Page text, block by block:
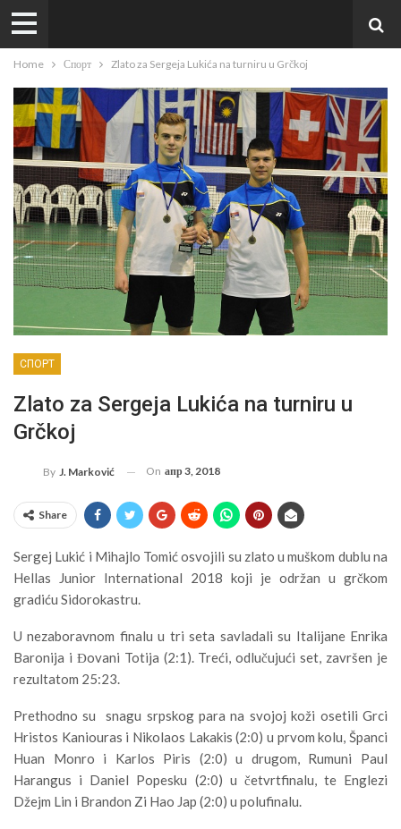
Home Спорт Zlato za Sergeja Lukića na turniru u Grčkoj
СПОРТ
Zlato za Sergeja Lukića na turniru u
Grčkoj
By J. Marković On апр 3, 2018
Share
Sergej Lukić i Mihajlo Tomić osvojili su zlato u muškom dublu na
Hellas Junior International 2018 koji je održan u grčkom
gradiću Sidorokastru.
U nezaboravnom finalu u tri seta savladali su Italijane Enrika
Baronija i Đovani Totija (2:1). Treći, odlučujući set, završen je
rezultatom 25:23.
Prethodno su snagu srpskog para na svojoj koži osetili Grci
Hristos Kaniouras i Nikolaos Lakakis (2:0) u prvom kolu, Španci
Huan Monro i Karlos Piris (2:0) u drugom, Rumuni Paul
Harangus i Daniel Popesku (2:0) u četvrtfinalu, te Englezi
Džejm Lin i Brandon Zi Hao Jap (2:0) u polufinalu.